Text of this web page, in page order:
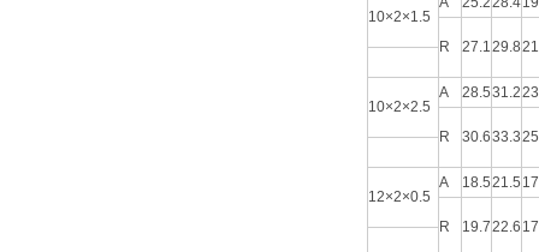
10×2×1.5
R 27.129.8
10×2×2.5
A 28.531.2
R 30.633.3
12×2×0.5
A 18.521.5
R 19.722.6